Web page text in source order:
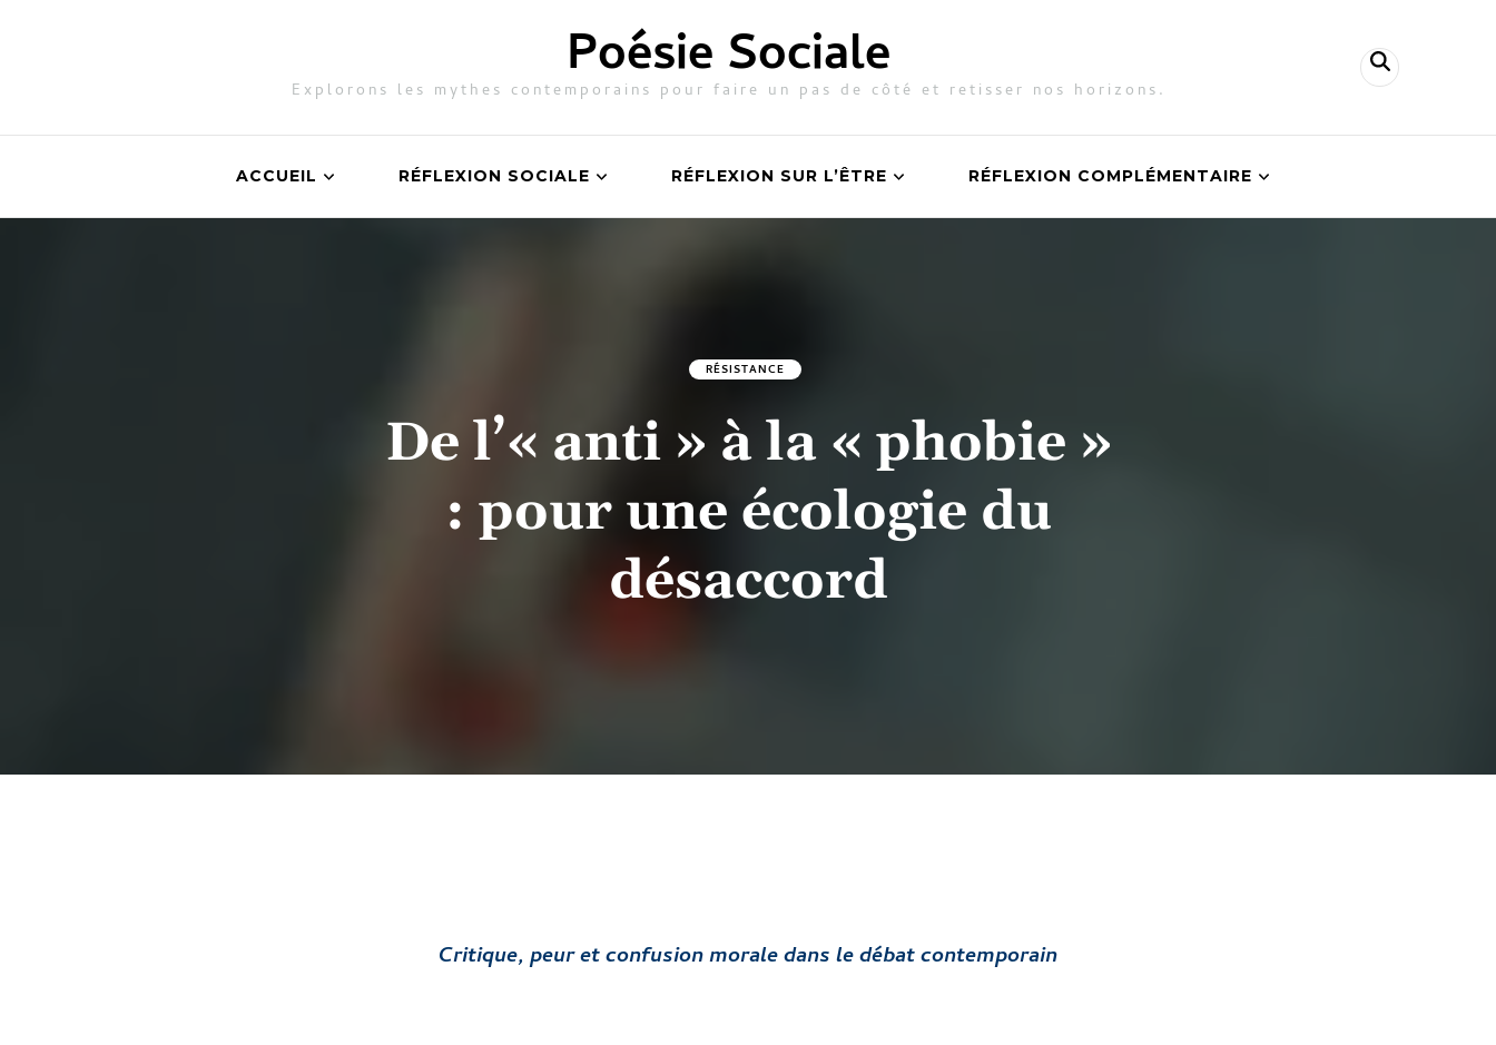
Poésie Sociale
Explorons les mythes contemporains pour faire un pas de côté et retisser nos horizons.
ACCUEIL RÉFLEXION SOCIALE RÉFLEXION SUR L’ÊTRE RÉFLEXION COMPLÉMENTAIRE
RÉSISTANCE
De l’« anti » à la « phobie »
: pour une écologie du
désaccord
Critique, peur et confusion morale dans le débat contemporain